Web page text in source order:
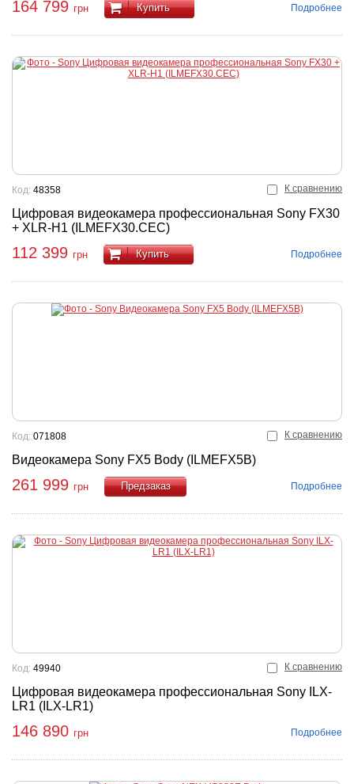
164 799 грн Купить Подробнее
К сравнению
Цифровая видеокамера профессиональная Sony FX30
+ XLR-H1 (ILMEFX30.CEC)
Код: 48358
112 399 грн Купить Подробнее
К сравнению
Видеокамера Sony FX5 Body (ILMEFX5B)
Код: 071808
261 999 грн
Подробнее
К сравнению
Цифровая видеокамера профессиональная Sony ILX-
LR1 (ILX-LR1)
Код: 49940
146 890 грн Подробнее